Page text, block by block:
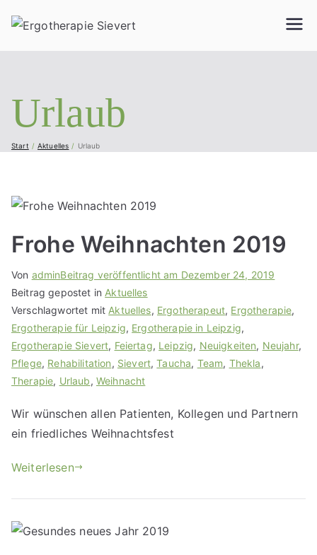
Urlaub
Start Aktuelles Urlaub
Frohe Weihnachten 2019
Von adminBeitrag veröffentlicht am Dezember 24, 2019
Beitrag gepostet in Aktuelles
Verschlagwortet mit Aktuelles, Ergotherapeut, Ergotherapie,
Ergotherapie für Leipzig, Ergotherapie in Leipzig,
Ergotherapie Sievert, Feiertag, Leipzig, Neuigkeiten, Neujahr,
Pflege, Rehabilitation, Sievert,Taucha, Team, Thekla,
Therapie, Urlaub, Weihnacht
Wir wünschen allen Patienten, Kollegen und Partnern
ein friedliches Weihnachtsfest
Weiterlesen